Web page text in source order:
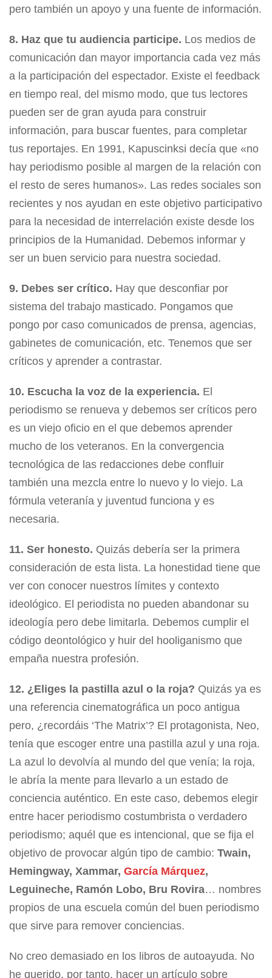
pero también un apoyo y una fuente de información.
8. Haz que tu audiencia participe. Los medios de
comunicación dan mayor importancia cada vez más
a la participación del espectador. Existe el feedback
en tiempo real, del mismo modo, que tus lectores
pueden ser de gran ayuda para construir
información, para buscar fuentes, para completar
tus reportajes. En 1991, Kapuscinksi decía que «no
hay periodismo posible al margen de la relación con
el resto de seres humanos». Las redes sociales son
recientes y nos ayudan en este objetivo participativo
para la necesidad de interrelación existe desde los
principios de la Humanidad. Debemos informar y
ser un buen servicio para nuestra sociedad.
9. Debes ser crítico. Hay que desconfiar por
sistema del trabajo masticado. Pongamos que
pongo por caso comunicados de prensa, agencias,
gabinetes de comunicación, etc. Tenemos que ser
críticos y aprender a contrastar.
10. Escucha la voz de la experiencia. El
periodismo se renueva y debemos ser críticos pero
es un viejo oficio en el que debemos aprender
mucho de los veteranos. En la convergencia
tecnológica de las redacciones debe confluir
también una mezcla entre lo nuevo y lo viejo. La
fórmula veteranía y juventud funciona y es
necesaria.
11. Ser honesto. Quizás debería ser la primera
consideración de esta lista. La honestidad tiene que
ver con conocer nuestros límites y contexto
ideológico. El periodista no pueden abandonar su
ideología pero debe limitarla. Debemos cumplir el
código deontológico y huir del hooliganismo que
empaña nuestra profesión.
12. ¿Eliges la pastilla azul o la roja? Quizás ya es
una referencia cinematográfica un poco antigua
pero, ¿recordáis ‘The Matrix’? El protagonista, Neo,
tenía que escoger entre una pastilla azul y una roja.
La azul lo devolvía al mundo del que venía; la roja,
le abría la mente para llevarlo a un estado de
conciencia auténtico. En este caso, debemos elegir
entre hacer periodismo costumbrista o verdadero
periodismo; aquél que es intencional, que se fija el
objetivo de provocar algún tipo de cambio: Twain,
Hemingway, Xammar, García Márquez,
Leguineche, Ramón Lobo, Bru Rovira… nombres
propios de una escuela común del buen periodismo
que sirve para remover conciencias.
No creo demasiado en los libros de autoayuda. No
he querido, por tanto, hacer un artículo sobre